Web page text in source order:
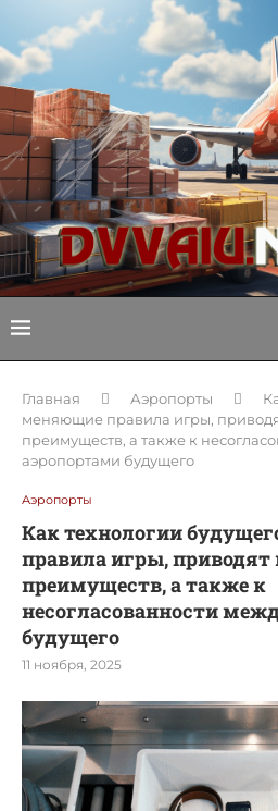
Главная Аэропорты
меняющие правила игры,
преимуществ, а также к
аэропортами будущего
Аэропорты
Как технологии
правила игры,
преимуществ, а также к
несогласованности
будущего
11 ноября, 2025